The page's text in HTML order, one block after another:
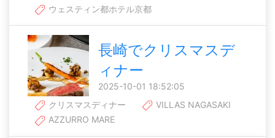
ウェスティン都ホテル京都
長崎でクリスマスデ
ィナー
2025-10-01 18:52:05
クリスマスディナー
VILLAS NAGASAKI
AZZURRO MARE